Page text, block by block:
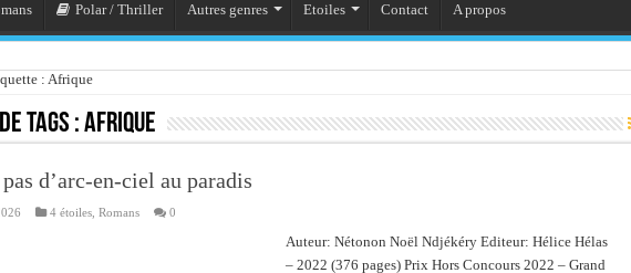
Polar / Thriller Autres genres Etoiles Contact A propos
:Afrique
tags :Afrique
d’arc-en-ciel au paradis
4 étoiles, Romans 0
Auteur: Nétonon Noël Ndjékéry Editeur: Hélice Hélas
– 2022 (376 pages) Prix Hors Concours 2022 – Grand